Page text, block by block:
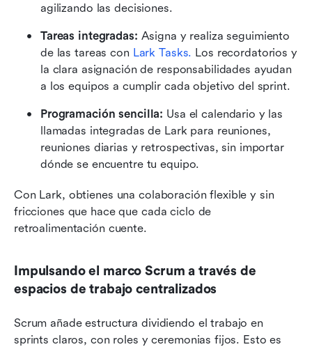
agilizando las decisiones.
Tareas integradas: Asigna y realiza seguimiento
de las tareas con Lark Tasks. Los recordatorios y
la clara asignación de responsabilidades ayudan
a los equipos a cumplir cada objetivo del sprint.
Programación sencilla: Usa el calendario y las
llamadas integradas de Lark para reuniones,
reuniones diarias y retrospectivas, sin importar
dónde se encuentre tu equipo.
Con Lark, obtienes una colaboración flexible y sin
fricciones que hace que cada ciclo de
retroalimentación cuente.
Impulsando el marco Scrum a través de
espacios de trabajo centralizados
Scrum añade estructura dividiendo el trabajo en
sprints claros, con roles y ceremonias fijos. Esto es